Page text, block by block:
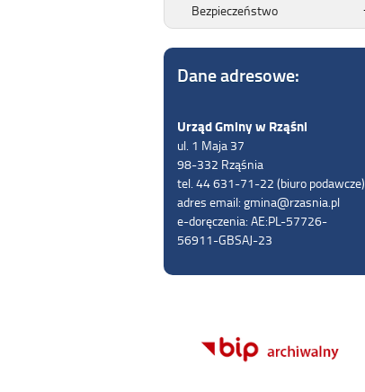
Bezpieczeństwo
Dane adresowe:
Urząd Gminy w Rząśni
ul. 1 Maja 37
98-332 Rząśnia
tel. 44 631-71-22 (biuro podawcze)
adres email: gmina@rzasnia.pl
e-doręczenia: AE:PL-57726-
56911-GBSAJ-23